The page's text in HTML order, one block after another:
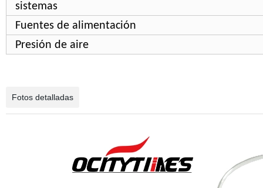
sistemas
Fuentes de alimentación
Presión de aire
Fotos detalladas